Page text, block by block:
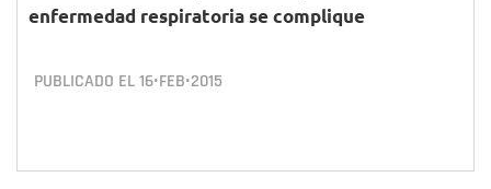
enfermedad respiratoria se complique
PUBLICADO EL16•FEB•2015